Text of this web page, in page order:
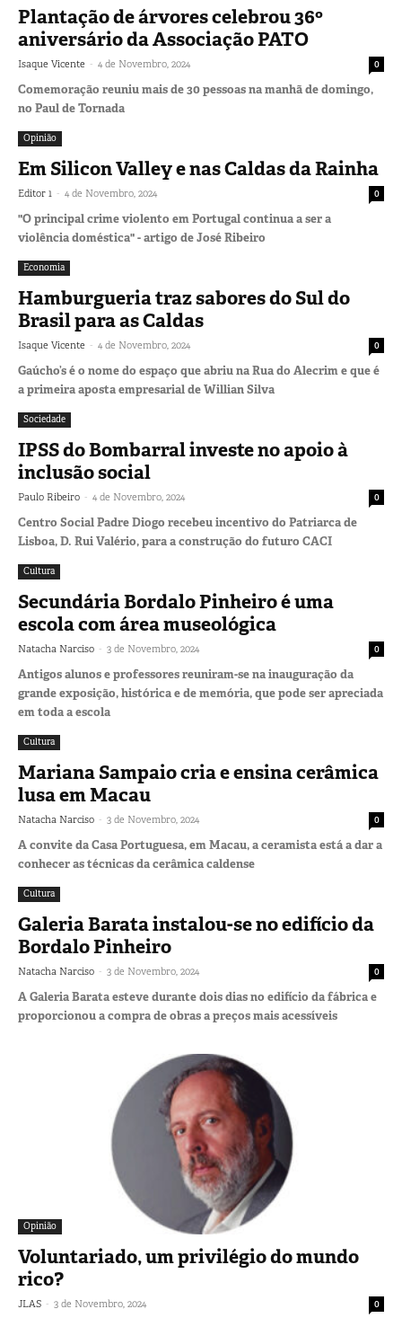
Plantação de árvores celebrou 36º
aniversário da Associação PATO
Isaque Vicente - 4 de Novembro, 2024 0
Comemoração reuniu mais de 30 pessoas na manhã de domingo,
no Paul de Tornada
Opinião
Em Silicon Valley e nas Caldas da Rainha
Editor 1 - 4 de Novembro, 2024 0
"O principal crime violento em Portugal continua a ser a
violência doméstica" - artigo de José Ribeiro
Economia
Hamburgueria traz sabores do Sul do
Brasil para as Caldas
Isaque Vicente - 4 de Novembro, 2024 0
Gaúcho’s é o nome do espaço que abriu na Rua do Alecrim e que é
a primeira aposta empresarial de Willian Silva
Sociedade
IPSS do Bombarral investe no apoio à
inclusão social
Paulo Ribeiro - 4 de Novembro, 2024 0
Centro Social Padre Diogo recebeu incentivo do Patriarca de
Lisboa, D. Rui Valério, para a construção do futuro CACI
Cultura
Secundária Bordalo Pinheiro é uma
escola com área museológica
Natacha Narciso - 3 de Novembro, 2024 0
Antigos alunos e professores reuniram-se na inauguração da
grande exposição, histórica e de memória, que pode ser apreciada
em toda a escola
Cultura
Mariana Sampaio cria e ensina cerâmica
lusa em Macau
Natacha Narciso - 3 de Novembro, 2024 0
A convite da Casa Portuguesa, em Macau, a ceramista está a dar a
conhecer as técnicas da cerâmica caldense
Cultura
Galeria Barata instalou-se no edifício da
Bordalo Pinheiro
Natacha Narciso - 3 de Novembro, 2024 0
A Galeria Barata esteve durante dois dias no edifício da fábrica e
proporcionou a compra de obras a preços mais acessíveis
Opinião
Voluntariado, um privilégio do mundo
rico?
JLAS - 3 de Novembro, 2024 0